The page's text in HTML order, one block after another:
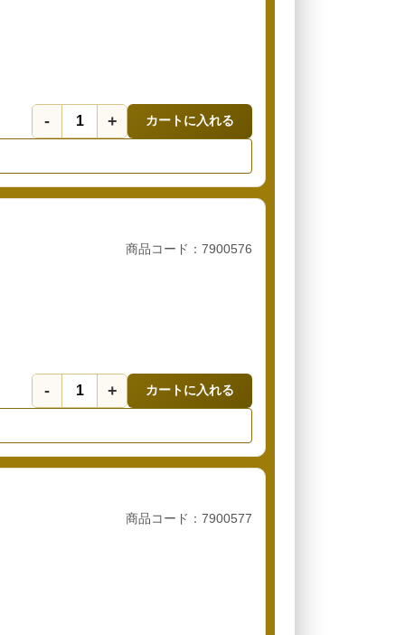
- + カートに入れる
商品コード：7900576
- + カートに入れる
商品コード：7900577